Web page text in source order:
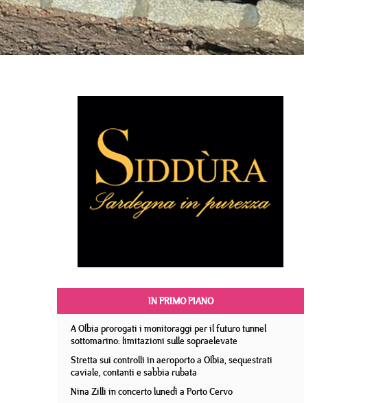
IN PRIMO PIANO
A Olbia prorogati i monitoraggi per il futuro tunnel
sottomarino: limitazioni sulle sopraelevate
Stretta sui controlli in aeroporto a Olbia, sequestrati
caviale, contanti e sabbia rubata
Nina Zilli in concerto lunedì a Porto Cervo